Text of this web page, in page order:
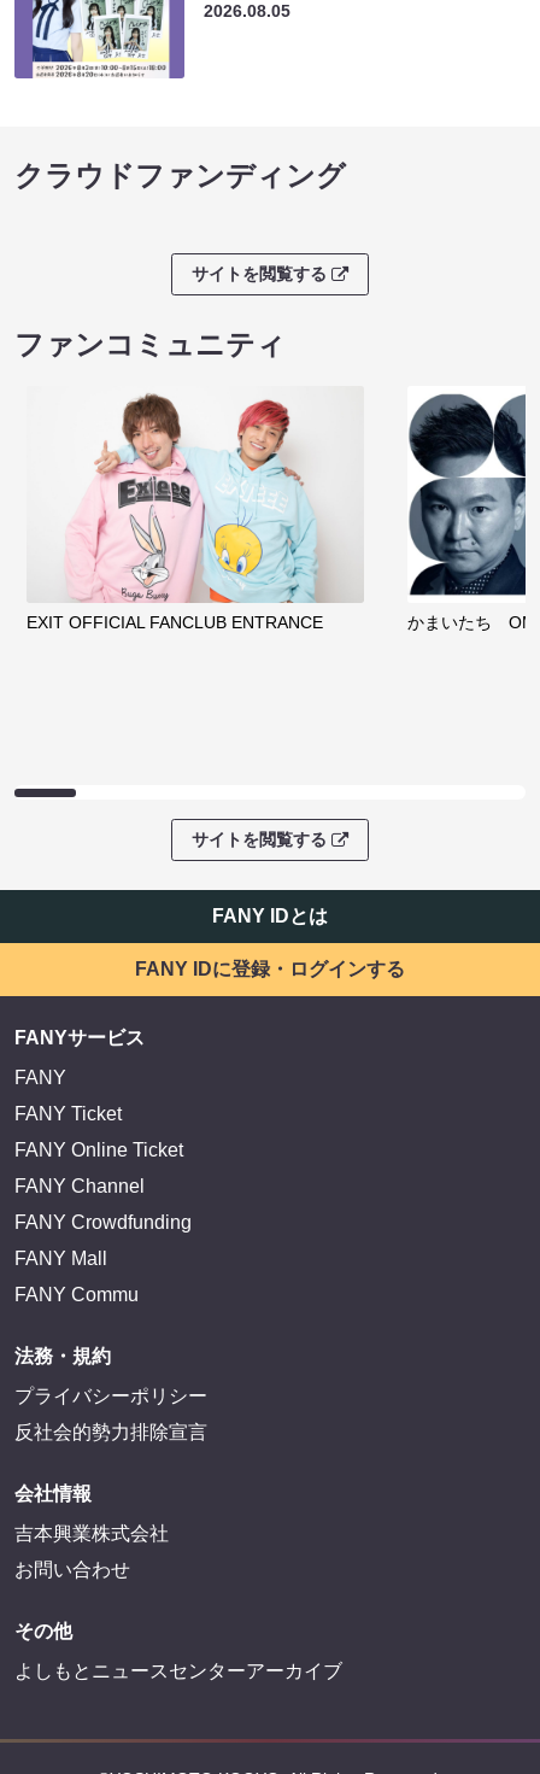
2026.08.05
クラウドファンディング
サイトを閲覧する
ファンコミュニティ
EXIT OFFICIAL FANCLUB ENTRANCE かまいたち
サイトを閲覧する
FANY IDとは
FANY IDに登録・ログインする
FANYサービス
FANY
FANY Ticket
FANY Online Ticket
FANY Channel
FANY Crowdfunding
FANY Mall
FANY Commu
法務・規約
プライバシーポリシー
反社会的勢力排除宣言
会社情報
吉本興業株式会社
お問い合わせ
その他
よしもとニュースセンターアーカイブ